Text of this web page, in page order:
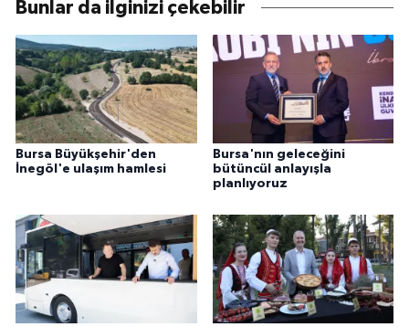
Bunlar da ilginizi çekebilir
Bursa Büyükşehir'den
İnegöl'e ulaşım hamlesi
Bursa'nın geleceğini
bütüncül anlayışla
planlıyoruz